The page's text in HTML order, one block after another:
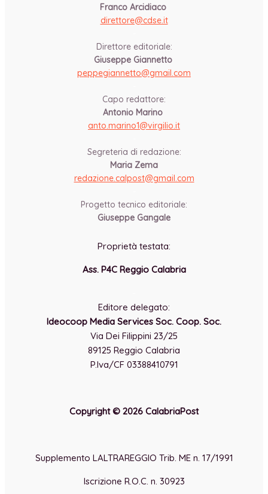
Franco Arcidiaco
direttore@cdse.it
Direttore editoriale:
Giuseppe Giannetto
peppegiannetto@gmail.com
Capo redattore:
Antonio Marino
anto.marino1@virgilio.it
Segreteria di redazione:
Maria Zema
redazione.calpost@gmail.com
Progetto tecnico editoriale:
Giuseppe Gangale
Proprietà testata:
Ass. P4C Reggio Calabria
Editore delegato:
Ideocoop Media Services Soc. Coop. Soc.
Via Dei Filippini 23/25
89125 Reggio Calabria
P.Iva/CF 03388410791
Copyright © 2026 CalabriaPost
Supplemento LALTRAREGGIO Trib. ME n. 17/1991
Iscrizione R.O.C. n. 30923